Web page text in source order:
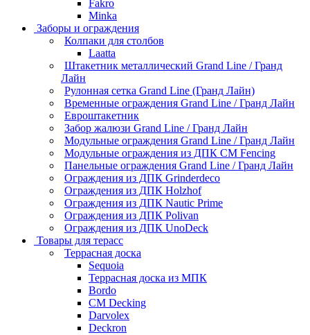
Fakro
Minka
Заборы и ограждения
Колпаки для столбов
Laatta
Штакетник металлический Grand Line / Гранд
Лайн
Рулонная сетка Grand Line (Гранд Лайн)
Временные ограждения Grand Line / Гранд Лайн
Евроштакетник
Забор жалюзи Grand Line / Гранд Лайн
Модульные ограждения Grand Line / Гранд Лайн
Модульные ограждения из ДПК CM Fencing
Панельные ограждения Grand Line / Гранд Лайн
Ограждения из ДПК Grinderdeco
Ограждения из ДПК Holzhof
Ограждения из ДПК Nautic Prime
Ограждения из ДПК Polivan
Ограждения из ДПК UnoDeck
Товары для терасс
Террасная доска
Sequoia
Террасная доска из МПК
Bordo
CM Decking
Darvolex
Deckron